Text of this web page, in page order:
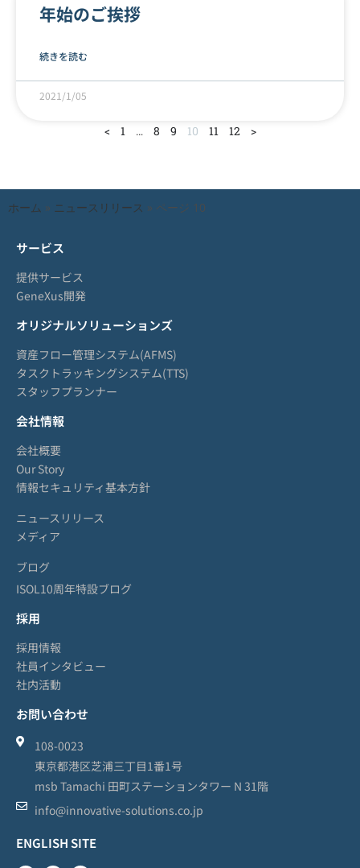
年始のご挨拶
続きを読む
2021/1/05
< 1 … 8 9 10 11 12 >
ホーム » ニュースリリース » ページ 10
サービス
提供サービス
GeneXus開発
オリジナルソリューションズ
資産フロー管理システム(AFMS)
タスクトラッキングシステム(TTS)
スタッフプランナー
会社情報
会社概要
Our Story
情報セキュリティ基本方針
ニュースリリース
メディア
ブログ
ISOL10周年特設ブログ
採用
採用情報
社員インタビュー
社内活動
お問い合わせ
108-0023
東京都港区芝浦三丁目1番1号
msb Tamachi 田町ステーションタワー N 31階
info@innovative-solutions.co.jp
ENGLISH SITE